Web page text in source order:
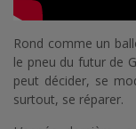
Rond comme un
le pneu du futur de
peut décider, se
surtout, se réparer.